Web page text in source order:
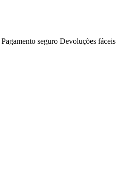
Pagamento seguro Devoluções fáceis